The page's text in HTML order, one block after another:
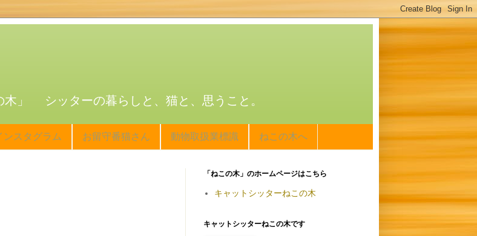
」 シッターの暮らしと、猫と、思うこと。
ンスタグラム お留守番猫さん 動物取扱業標識 ねこの木へ
「ねこの木」のホームページはこちら
キャットシッターねこの木
キャットシッターねこの木です